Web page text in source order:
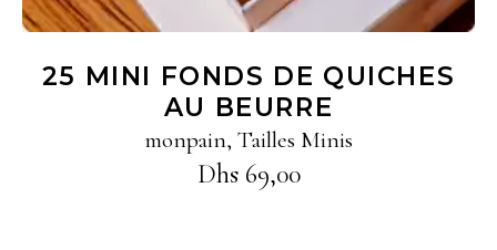
25 MINI FONDS DE QUICHES
AU BEURRE
monpain, Tailles Minis
Dhs69,00